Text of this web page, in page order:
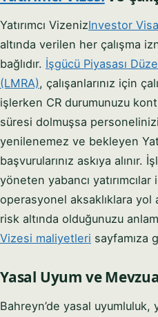
Yatırımcı VizenizInvestor Visa
altında verilen her çalışma
bağlıdır. İşgücü Piyasası
(LMRA), çalışanlarınız için
işlerken CR durumunuzu
süresi dolmuşsa
yenilenemez ve bekleyen
başvurularınız askıya alınır.
yöneten yabancı
operasyonel aksaklıklara yol
risk altında olduğunuzu
Vizesi maliyetleri sayfamıza
Yasal Uyum ve
Bahreyn’de yasal uyumluluk,